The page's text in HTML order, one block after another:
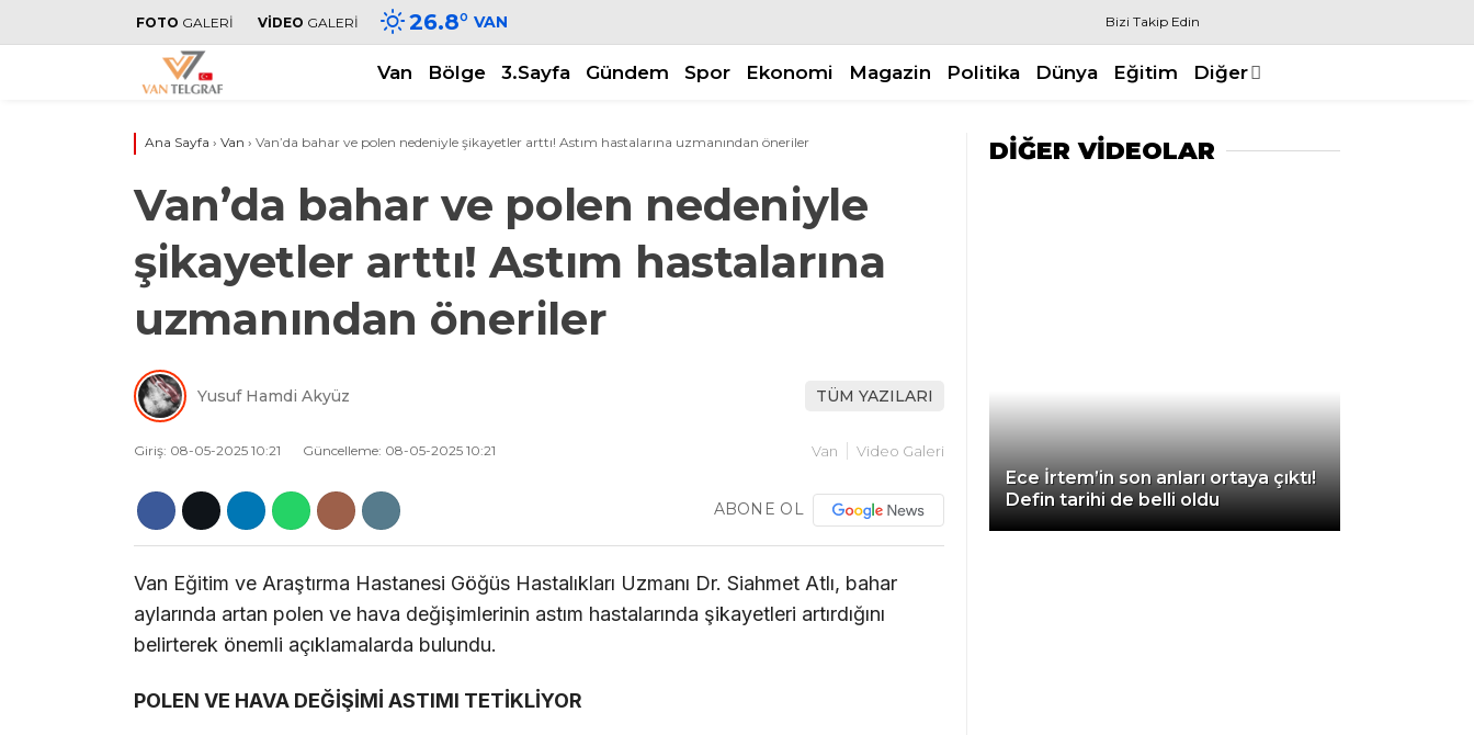
FOTO GALERİ VİDEO GALERİ 26.8° VAN Bizi Takip Edin
Van Bölge 3.Sayfa Gündem Spor Ekonomi Magazin Politika Dünya Eğitim Diğer
Ana Sayfa › Van › Van’da bahar ve polen nedeniyle şikayetler arttı! Astım hastalarına uzmanından öneriler
Van’da bahar ve polen nedeniyle
şikayetler arttı! Astım hastalarına
uzmanından öneriler
Yusuf Hamdi Akyüz TÜM YAZILARI
Giriş: 08-05-2025 10:21 Güncelleme: 08-05-2025 10:21 Van Video Galeri
ABONE OL
Van Eğitim ve Araştırma Hastanesi Göğüs Hastalıkları Uzmanı Dr. Siahmet Atlı, bahar
aylarında artan polen ve hava değişimlerinin astım hastalarında şikayetleri artırdığını
belirterek önemli açıklamalarda bulundu.
POLEN VE HAVA DEĞİŞİMİ ASTIMI TETİKLİYOR
DİĞER VİDEOLAR
Ece İrtem’in son anları ortaya çıktı!
Defin tarihi de belli oldu